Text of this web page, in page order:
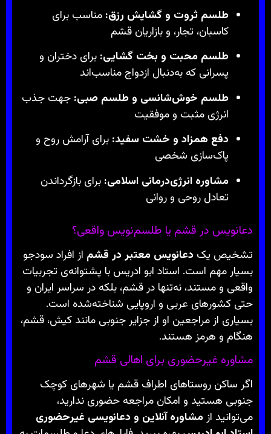
طلسم ثروت و گشایش رزق: مناسب برای
کاسبان، تجار، و بازاریان قشم
طلسم محبت و بخت گشایی: برای دختران و
پسرانی که به‌دنبال ازدواج مناسب‌اند
طلسم خوش‌شانسی و طلسم صبی: جهت جذب
انرژی مثبت و موفقیت
دفع همزاد و خشت سفید: برای آرامش روح و
پاک‌سازی شخصی
مشاوره انرژی‌درمانی اسلامی: برای بازگرداندن
تعادل روحی و روانی
دعانویس در قشم یا طلسم‌نویس واقعی؟
تشخیص یک دعانویس معتبر در قشم از افراد سودجو
بسیار مهم است. استاد ابو ادریس با پشتوانه‌ی تجربیات
واقعی و مستند، نه‌تنها در قشم، بلکه در سراسر ایران و
حتی کشورهای عربی و اروپایی شناخته‌شده است.
بسیاری از مراجعین او از جزایر جنوبی مانند کیش، قشم،
هنگام و هرمز هستند.
مشاوره غیرحضوری برای اهالی قشم
اگر ساکن روستاهای اطراف قشم یا شهرهای کوچک
جنوبی هستید و امکان مراجعه حضوری ندارید،
می‌توانید ازمشاوره آنلاین و دعانویسی غیرحضوری